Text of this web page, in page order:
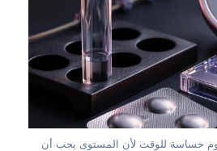
حساسة للوقت لأن المستوى يجب أن
Română
简体中文
فارسی
Български
Dansk
Nederlands